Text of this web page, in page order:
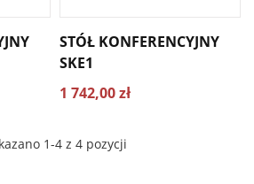
STÓŁ KONFERENCYJNY
SKE1
1 742,00 zł
1-4 z 4 pozycji